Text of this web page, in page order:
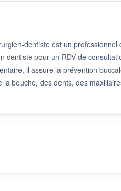
dentiste est un professionnel
dentiste pour un RDV de
il assure la prévention
bouche, des dents, des